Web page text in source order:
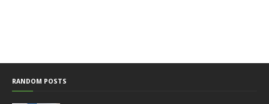
RANDOM POSTS